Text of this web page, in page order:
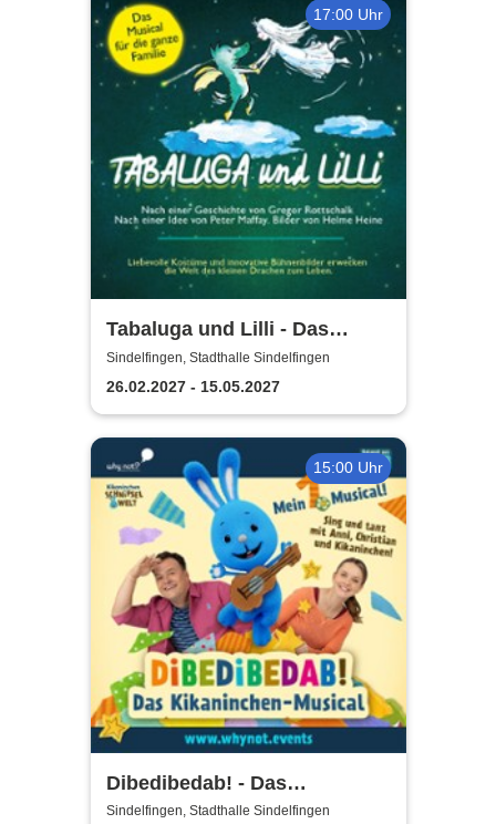
17:00 Uhr
Tabaluga und Lilli - Das
drachenstarke Musical für die
ganze Familie
Sindelfingen, Stadthalle Sindelfingen
26.02.2027 - 15.05.2027
15:00 Uhr
Dibedibedab! - Das
Kikaninchen-Musical
Sindelfingen, Stadthalle Sindelfingen